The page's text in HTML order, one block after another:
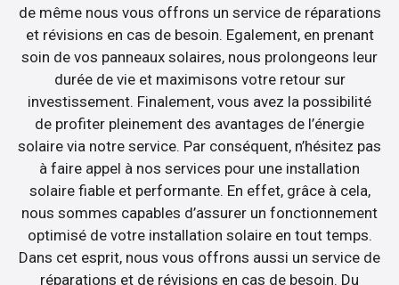
de même nous vous offrons un service de réparations
et révisions en cas de besoin. Egalement, en prenant
soin de vos panneaux solaires, nous prolongeons leur
durée de vie et maximisons votre retour sur
investissement. Finalement, vous avez la possibilité
de profiter pleinement des avantages de l’énergie
solaire via notre service. Par conséquent, n’hésitez pas
à faire appel à nos services pour une installation
solaire fiable et performante. En effet, grâce à cela,
nous sommes capables d’assurer un fonctionnement
optimisé de votre installation solaire en tout temps.
Dans cet esprit, nous vous offrons aussi un service de
réparations et de révisions en cas de besoin. Du